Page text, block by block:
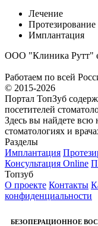
Лечение
Протезирование
Имплантация
ООО "Клиника Рутт"
Работаем по всей
© 2015-2026
Портал ТопЗуб
посетителей
Здесь вы найдете
стоматологиях и
Разделы
Имплантация
Консультация Online
Топзуб
О проекте Контакты
конфиденциальности
БЕЗОПЕРАЦИОННОЕ